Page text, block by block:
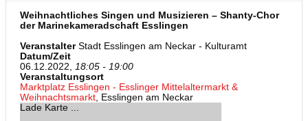
Weihnachtliches Singen und Musizieren – Shanty-Chor
der Marinekameradschaft Esslingen
VeranstalterStadt Esslingen am Neckar - Kulturamt
Datum/Zeit
06.12.2022, 18:05 - 19:00
Veranstaltungsort
Marktplatz Esslingen - Esslinger Mittelaltermarkt &
Weihnachtsmarkt, Esslingen am Neckar
Lade Karte ...